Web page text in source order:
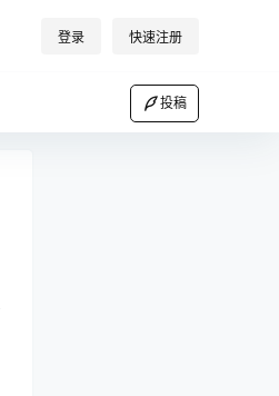
登录 快速注册
投稿